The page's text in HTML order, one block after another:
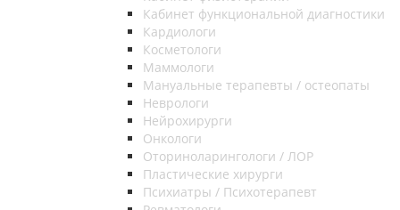
Кабинет функциональной диагностики
Кардиологи
Косметологи
Маммологи
Мануальные терапевты / остеопаты
Неврологи
Нейрохирурги
Онкологи
Оториноларингологи / ЛОР
Пластические хирурги
Психиатры / Психотерапевт